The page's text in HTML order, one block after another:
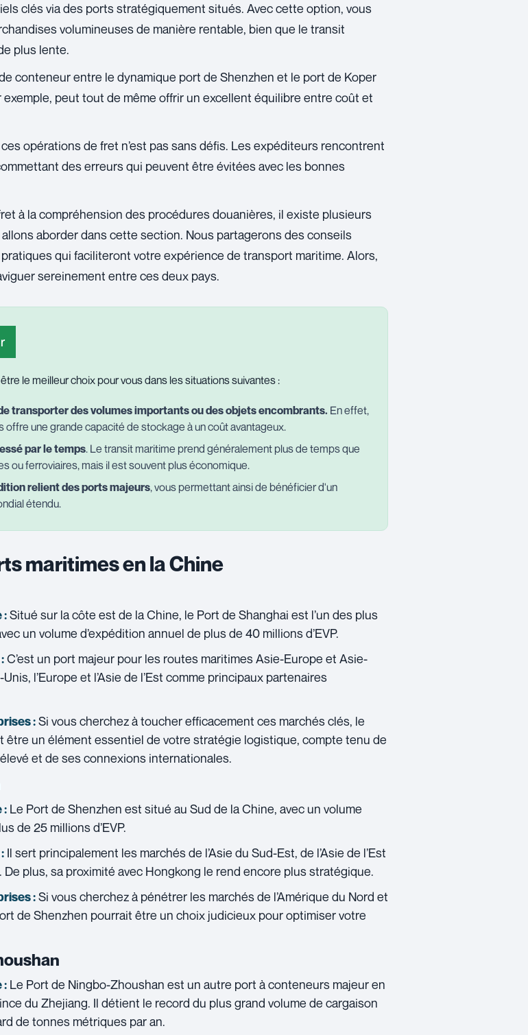
clés via des ports stratégiquement situés. Avec cette option, vous
volumineuses de manière rentable, bien que le transit
plus lente.
conteneur entre le dynamique port de Shenzhen et le port de Koper
peut tout de même offrir un excellent équilibre entre coût et
opérations de fret n’est pas sans défis. Les expéditeurs rencontrent
des erreurs qui peuvent être évitées avec les bonnes
à la compréhension des procédures douanières, il existe plusieurs
aborder dans cette section. Nous partagerons des conseils
qui faciliteront votre expérience de transport maritime. Alors,
sereinement entre ces deux pays.
le meilleur choix pour vous dans les situations suivantes :
transporter des volumes importants ou des objets encombrants. En effet,
offre une grande capacité de stockage à un coût avantageux.
par le temps. Le transit maritime prend généralement plus de temps que
ou ferroviaires, mais il est souvent plus économique.
relient des ports majeurs, vous permettant ainsi de bénéficier d'un
étendu.
maritimes en la Chine
:Situé sur la côte est de la Chine, le Port de Shanghai est l’un des plus
un volume d’expédition annuel de plus de 40 millions d’EVP.
C’est un port majeur pour les routes maritimes Asie-Europe et Asie-
l’Europe et l’Asie de l’Est comme principaux partenaires
:Si vous cherchez à toucher efficacement ces marchés clés, le
être un élément essentiel de votre stratégie logistique, compte tenu de
et de ses connexions internationales.
: Le Port de Shenzhen est situé au Sud de la Chine, avec un volume
de 25 millions d’EVP.
Il sert principalement les marchés de l’Asie du Sud-Est, de l’Asie de l’Est
De plus, sa proximité avec Hongkong le rend encore plus stratégique.
:Si vous cherchez à pénétrer les marchés de l’Amérique du Nord et
de Shenzhen pourrait être un choix judicieux pour optimiser votre
: Le Port de Ningbo-Zhoushan est un autre port à conteneurs majeur en
du Zhejiang. Il détient le record du plus grand volume de cargaison
de tonnes métriques par an.